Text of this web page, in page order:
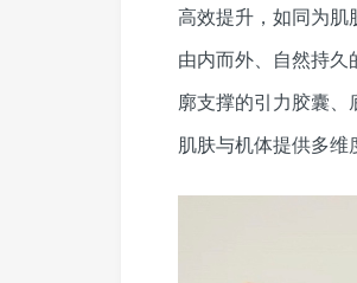
高效提升，如同为肌
由内而外、自然持
廓支撑的引力胶囊
肌肤与机体提供多维